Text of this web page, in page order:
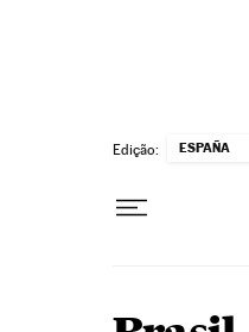
Edição: ESPAÑA